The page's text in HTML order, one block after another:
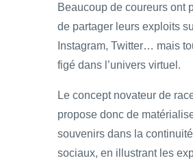
Beaucoup de coureurs ont
de partager leurs exploits
Instagram, Twitter… mais
figé dans l’univers virtuel.
Le concept novateur de
propose donc de
souvenirs dans la
sociaux, en illustrant les